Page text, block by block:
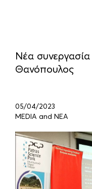
Νέα
Θανόπουλος
05/04/2023
MEDIA and ΝΕΑ